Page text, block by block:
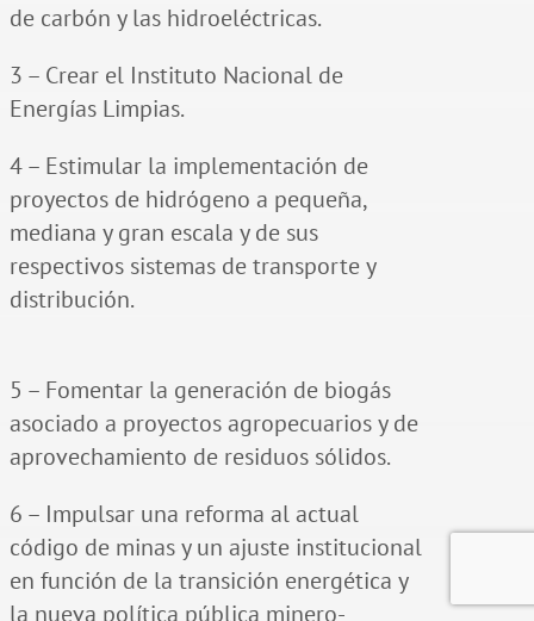
de carbón y las hidroeléctricas.
3 – Crear el Instituto Nacional de
Energías Limpias.
4 – Estimular la implementación de
proyectos de hidrógeno a pequeña,
mediana y gran escala y de sus
respectivos sistemas de transporte y
distribución.
5 – Fomentar la generación de biogás
asociado a proyectos agropecuarios y de
aprovechamiento de residuos sólidos.
6 – Impulsar una reforma al actual
código de minas y un ajuste institucional
en función de la transición energética y
la nueva política pública minero-